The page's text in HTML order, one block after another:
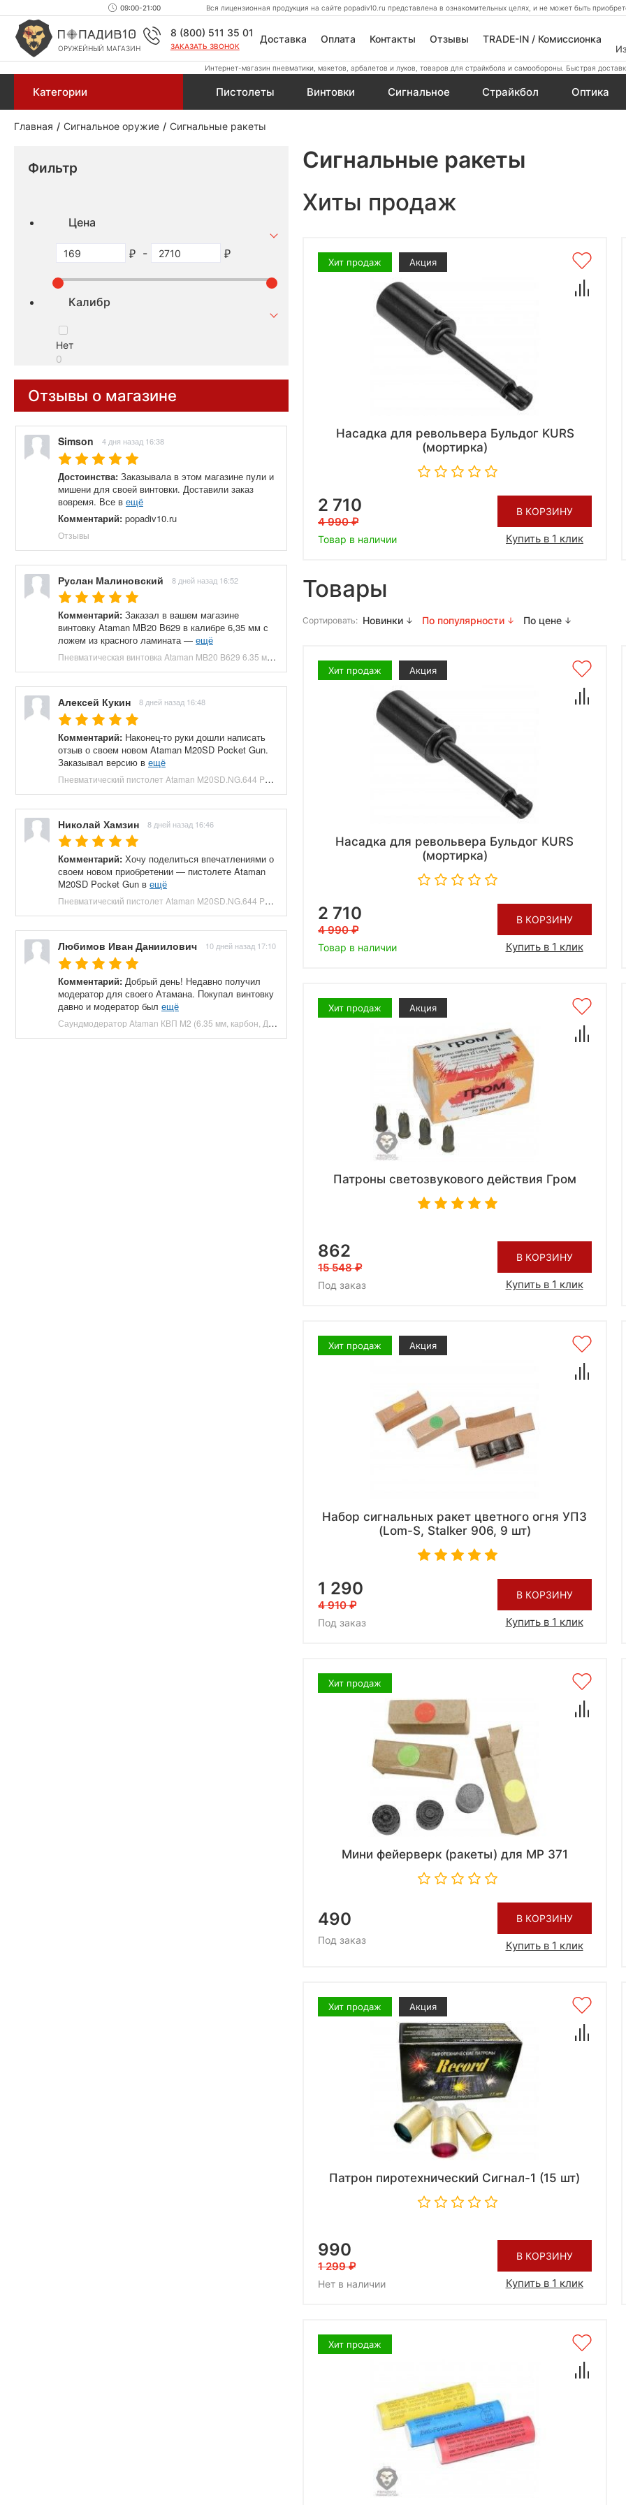
09:00-21:00 Вся лицензионная продукция на сайте popadiv10.ru представлена в ознакомительных целях, и не может быть
ОРУЖЕЙНЫЙ МАГАЗИН
8 (800) 511 35 01
ЗАКАЗАТЬ ЗВОНОК
Доставка Оплата Контакты Отзывы TRADE-IN / Комиссионка
Интернет-магазин пневматики, макетов, арбалетов и луков, товаров для страйкбола и самообороны. Быстрая
Категории Пистолеты Винтовки Сигнальное Страйкбол Оптика
Главная Сигнальное оружие Сигнальные ракеты
Фильтр
Цена
-
Калибр
Нет
0
Отзывы о магазине
Simson 4 дня назад 16:38
Достоинства: Заказывала в этом магазине пули и
мишени для своей винтовки. Доставили заказ
вовремя. Все в ещё
Комментарий: popadiv10.ru
Отзывы
Руслан Малиновский 8 дней назад 16:52
Комментарий: Заказал в вашем магазине
винтовку Ataman MB20 B629 в калибре 6,35 мм с
ложем из красного ламината — ещё
Пневматическая винтовка Ataman MB20 B629 6.35 мм (редуктор, под полнотел, колба, красный ламинат) купить в Москве и СПБ, цена 153100 руб. Доставка по РФ!
Алексей Кукин 8 дней назад 16:48
Комментарий: Наконец-то руки дошли написать
отзыв о своем новом Ataman M20SD Pocket Gun.
Заказывал версию в ещё
Пневматический пистолет Ataman M20SD.NG.644 Pocket Gun 6.35 мм (приклад, полнотел, бук, зеленый) купить в Москве и СПБ, цена 130000 руб. Доставка по РФ!
Николай Хамзин 8 дней назад 16:46
Комментарий: Хочу поделиться впечатлениями о
своем новом приобретении — пистолете Ataman
M20SD Pocket Gun в ещё
Пневматический пистолет Ataman M20SD.NG.644 Pocket Gun 6.35 мм (приклад, полнотел, бук, красный) купить в Москве и СПБ, цена 130000 руб. Доставка по РФ!
Любимов Иван Даниилович 10 дней назад 17:10
Комментарий: Добрый день! Недавно получил
модератор для своего Атамана. Покупал винтовку
давно и модератор был ещё
Саундмодератор Ataman КВП M2 (6.35 мм, карбон, ДТК) купить в Москве и СПБ, цена 12210 руб. Доставка по РФ!
Сигнальные ракеты
Хиты продаж
Хит продаж Акция
Насадка для револьвера Бульдог KURS
(мортирка)
2 710
4 990
Товар в наличии
В КОРЗИНУ
Купить в 1 клик
Товары
Сортировать: Новинки По популярности По цене
Хит продаж Акция
Насадка для револьвера Бульдог KURS
(мортирка)
2 710
4 990
Товар в наличии
В КОРЗИНУ
Купить в 1 клик
Хит продаж Акция
Патроны светозвукового действия Гром
862
15 548
Под заказ
В КОРЗИНУ
Купить в 1 клик
Хит продаж Акция
Набор сигнальных ракет цветного огня УПЗ
(Lom-S, Stalker 906, 9 шт)
1 290
4 910
Под заказ
В КОРЗИНУ
Купить в 1 клик
Хит продаж
Мини фейерверк (ракеты) для МР 371
490
Под заказ
В КОРЗИНУ
Купить в 1 клик
Хит продаж Акция
Патрон пиротехнический Сигнал-1 (15 шт)
990
1 299
Нет в наличии
В КОРЗИНУ
Купить в 1 клик
Хит продаж